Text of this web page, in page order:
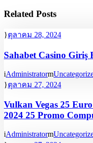
Related Posts
ตุลาคม 28, 2024
Sahabet Casino Giriş
Administrator
ตุลาคม 27, 2024
Vulkan Vegas 25
2024 25 Promo
Administrator